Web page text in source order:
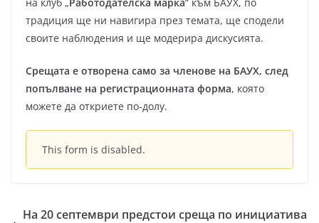
традиция ще ни навигира през темата, ще сподели
своите наблюдения и ще модерира дискусията.
Срещата е отворена само за членове на БАУХ, след
попълване на регистрационната форма, която
можете да откриете по-долу.
This form is disabled.
На 20 септември предстои среща по инициатива